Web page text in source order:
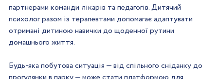
партнерами команди лікарів та педагогів. Дитячий
психолог разом із терапевтами допомагає адаптувати
отримані дитиною навички до щоденної рутини
домашнього життя.
Будь-яка побутова ситуація — від спільного сніданку до